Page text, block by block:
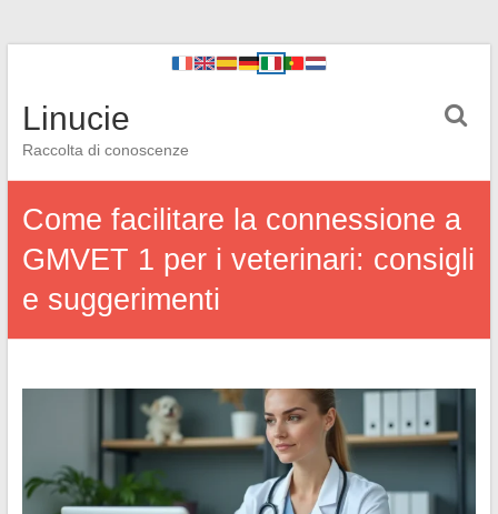
Linucie
Raccolta di conoscenze
Come facilitare la connessione a
GMVET 1 per i veterinari: consigli
e suggerimenti